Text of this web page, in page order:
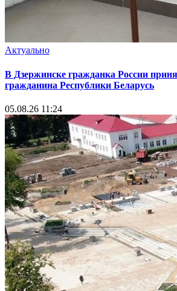
Актуально
В Дзержинске гражданка России
гражданина Республики Беларусь
05.08.26 11:24